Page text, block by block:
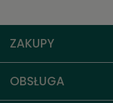
ZAKUPY
OBSŁUGA